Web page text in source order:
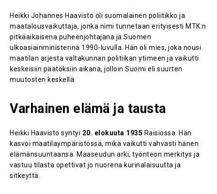
Heikki Johannes Haavisto oli suomalainen poliitikko ja
maatalousvaikuttaja, jonka nimi tunnetaan erityisesti MTK:n
pitkäaikaisena puheenjohtajana ja Suomen
ulkoasiainministerinä 1990-luvulla. Hän oli mies, joka nousi
maatilan arjesta valtakunnan politiikan ytimeen ja vaikutti
keskeisiin päätöksiin aikana, jolloin Suomi eli suurten
muutosten keskellä.
Varhainen elämä ja tausta
Heikki Haavisto syntyi 20. elokuuta 1935 Raisiossa. Hän
kasvoi maatilaympäristössä, mikä vaikutti vahvasti hänen
elämänsuuntaansa. Maaseudun arki, työnteon merkitys ja
vastuu tilasta opettivat jo nuorena kurinalaisuutta ja
sitkeyttä.